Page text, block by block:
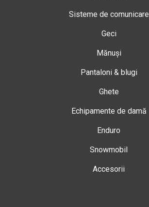
Sisteme de comunicare
Geci
Mănuși
Pantaloni & blugi
Ghete
Echipamente de damă
Enduro
Snowmobil
Accesorii